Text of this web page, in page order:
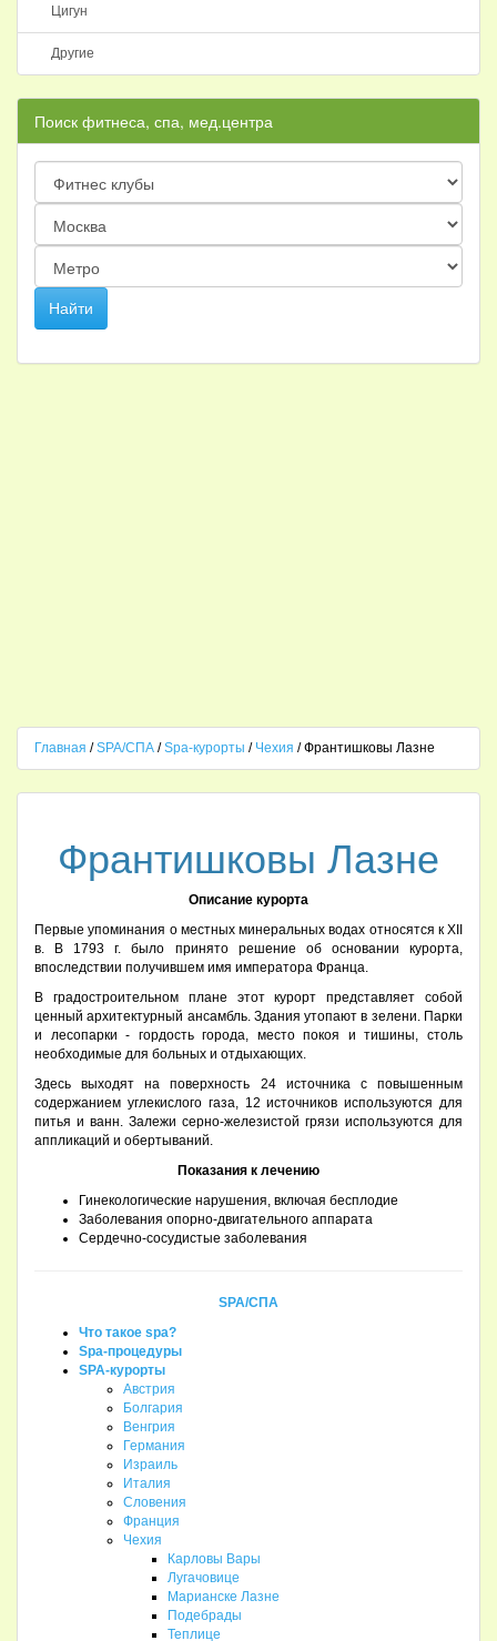
Цигун
Другие
Поиск фитнеса, спа, мед.центра
Главная /SPA/СПА /Spa-курорты / Чехия / Франтишковы Лазне
Франтишковы Лазне
Описание курорта
Первые упоминания о местных минеральных водах относятся к XII
в. В 1793 г. было принято решение об основании курорта,
впоследствии получившем имя императора Франца.
В градостроительном плане этот курорт представляет собой
ценный архитектурный ансамбль. Здания утопают в зелени. Парки
и лесопарки - гордость города, место покоя и тишины, столь
необходимые для больных и отдыхающих.
Здесь выходят на поверхность 24 источника с повышенным
содержанием углекислого газа, 12 источников используются для
питья и ванн. Залежи серно-железистой грязи используются для
аппликаций и обертываний.
Показания к лечению
Гинекологические нарушения, включая бесплодие
Заболевания опорно-двигательного аппарата
Сердечно-сосудистые заболевания
SPA/СПА
Что такое spa?
Spa-процедуры
SPA-курорты
Австрия
Болгария
Венгрия
Германия
Израиль
Италия
Словения
Франция
Чехия
Карловы Вары
Лугачовице
Марианске Лазне
Подебрады
Теплице